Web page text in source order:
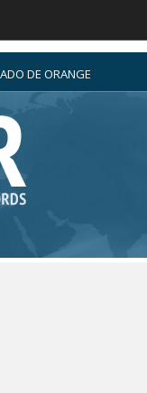
DE ORANGE